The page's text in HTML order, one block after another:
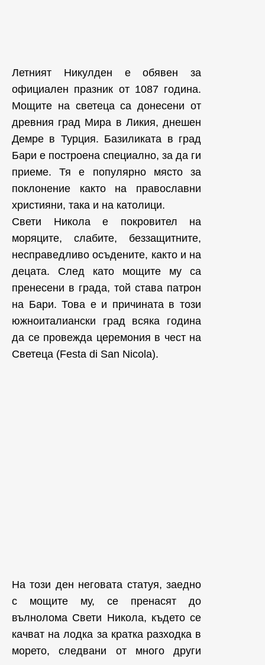
Летният Никулден е обявен за
официален празник от 1087 година.
Мощите на светеца са донесени от
древния град Мира в Ликия, днешен
Демре в Турция. Базиликата в град
Бари е построена специално, за да ги
приеме. Тя е популярно място за
поклонение както на православни
християни, така и на католици.
Свети Никола е покровител на
моряците, слабите, беззащитните,
несправедливо осъдените, както и на
децата. След като мощите му са
пренесени в града, той става патрон
на Бари. Това е и причината в този
южноиталиански град всяка година
да се провежда церемония в чест на
Светеца (Festa di San Nicola).
На този ден неговата статуя, заедно
с мощите му, се пренасят до
вълнолома Свети Никола, където се
качват на лодка за кратка разходка в
морето, следвани от много други